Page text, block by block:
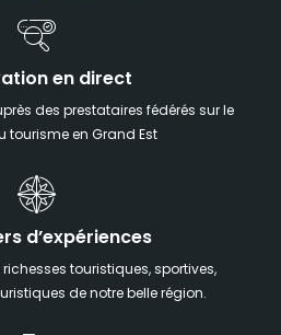
en direct
des prestataires fédérés sur le
tourisme en Grand Est
d’expériences
touristiques, sportives,
de notre belle région.